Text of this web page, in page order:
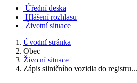
Úřední deska
Hlášení rozhlasu
Životní situace
Úvodní stránka
Obec
Životní situace
Zápis silničního vozidla do registru...